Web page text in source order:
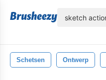
Schetsen Ontwerp